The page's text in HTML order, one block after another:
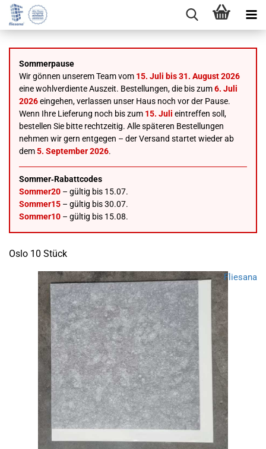
Sommerpause
Wir gönnen unserem Team vom 15. Juli bis 31. August 2026
eine wohlverdiente Auszeit. Bestellungen, die bis zum6. Juli
2026eingehen, verlassen unser Haus noch vor der Pause.
Wenn Ihre Lieferung noch bis zum 15. Juli eintreffen soll,
bestellen Sie bitte rechtzeitig. Alle späteren Bestellungen
nehmen wir gern entgegen – der Versand startet wieder ab
dem5. September 2026.
Sommer‑Rabattcodes
Sommer20 – gültig bis 15.07.
Sommer15 – gültig bis 30.07.
Sommer10 – gültig bis 15.08.
Oslo 10 Stück
Fliesana